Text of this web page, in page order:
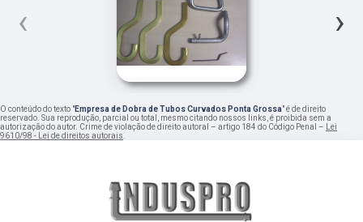
‹ ›
O conteúdo do texto "Empresa de Dobra de Tubos Curvados Ponta Grossa" é de direito
reservado. Sua reprodução, parcial ou total, mesmo citando nossos links, é proibida sem a
autorização do autor. Crime de violação de direito autoral – artigo 184 do Código Penal – Lei
9610/98 - Lei de direitos autorais.